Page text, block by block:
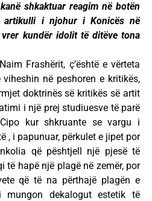
shkaktuar reagim në botën
artikulli i njohur i Konicës në
vrer kundër idolit të ditëve tona
Frashërit, ç’është e vërteta
në peshoren e kritikës,
doktrinës së kritikës së artit
i një prej studiuesve të parë
kur shkruante se vargu i
, i papunuar, përkulet e jipet por
që pështjell një pjesë të
të hapë një plagë në zemër, por
që të na përthajë plagën e
dekalogut estetik të